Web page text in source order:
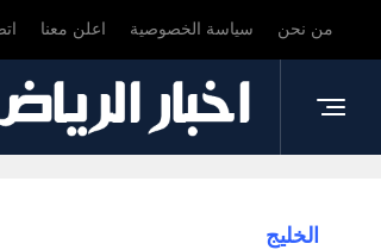
من نحن سياسة الخصوصية اعلن معنا
الخليج